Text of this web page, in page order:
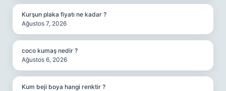
Kurşun plaka fiyatı ne kadar ?
Ağustos 7, 2026
coco kumaş nedir ?
Ağustos 6, 2026
Kum beji boya hangi renktir ?